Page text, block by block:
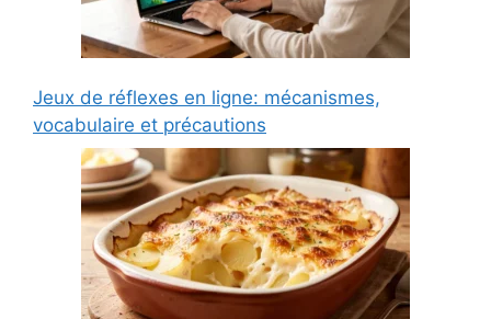
Jeux de réflexes en ligne: mécanismes,
vocabulaire et précautions